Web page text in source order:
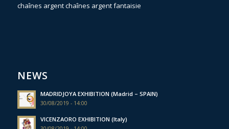
chaînes argentchaînes argent fantaisie
NEWS
MADRIDJOYA EXHIBITION (Madrid – SPAIN)
30/08/2019 - 14:00
VICENZAORO EXHIBITION (Italy)